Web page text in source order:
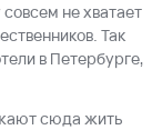
не хватает
Так
в Петербурге,
сюда жить